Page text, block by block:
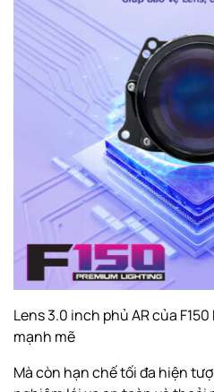
Lens 3.0 inch phủ AR của
mạnh mẽ
Mà còn hạn chế tối đa hiện